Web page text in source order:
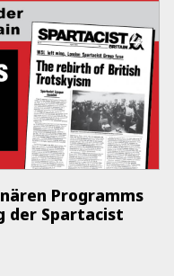
Programms
der Spartacist